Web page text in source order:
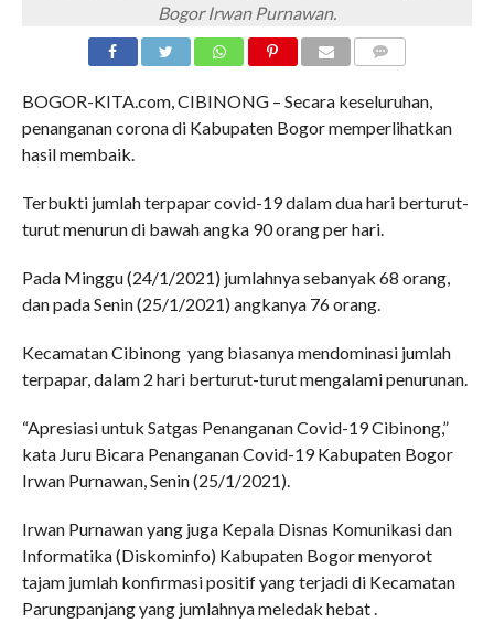
Bogor Irwan Purnawan.
BOGOR-KITA.com, CIBINONG – Secara keseluruhan,
penanganan corona di Kabupaten Bogor memperlihatkan
hasil membaik.
Terbukti jumlah terpapar covid-19 dalam dua hari berturut-
turut menurun di bawah angka 90 orang per hari.
Pada Minggu (24/1/2021) jumlahnya sebanyak 68 orang,
dan pada Senin (25/1/2021) angkanya 76 orang.
Kecamatan Cibinong yang biasanya mendominasi jumlah
terpapar, dalam 2 hari berturut-turut mengalami penurunan.
“Apresiasi untuk Satgas Penanganan Covid-19 Cibinong,”
kata Juru Bicara Penanganan Covid-19 Kabupaten Bogor
Irwan Purnawan, Senin (25/1/2021).
Irwan Purnawan yang juga Kepala Disnas Komunikasi dan
Informatika (Diskominfo) Kabupaten Bogor menyorot
tajam jumlah konfirmasi positif yang terjadi di Kecamatan
Parungpanjang yang jumlahnya meledak hebat .